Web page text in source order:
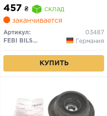
457 ₴
склад
заканчивается
Артикул:
03487
FEBI BILSTEIN
Германия
КУПИТЬ